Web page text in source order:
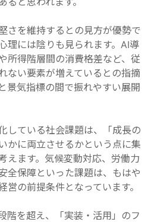
さを維持するとの見方が優勢で
理には陰りも見られます。AI導
所得階層間の消費格差など、従
ない要素が増えているとの指摘
景気指標の間で振れやすい展開
している社会課題は、「成長の
かに両立させるかという点に集
えます。気候変動対応、労働力
全保障といった課題は、もはや
の前提条件となっています。
階を超え、「実装・活用」のフ